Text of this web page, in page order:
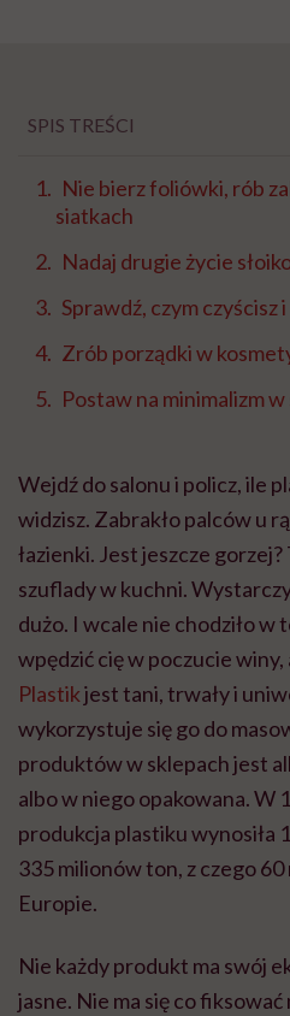
SPIS TREŚCI
Nie bierz foliówki, rób
siatkach
Nadaj drugie życie
Sprawdź, czym czyścisz
Zrób porządki w
Postaw na minimalizm
Wejdź do salonu i policz, ile
widzisz. Zabrakło palców u
łazienki. Jest jeszcze
szuflady w kuchni.
dużo. I wcale nie chodziło w
wpędzić cię w poczucie winy,
Plastikjest tani, trwały i
wykorzystuje się go do
produktów w sklepach jest
albo w niego opakowana. W
produkcja plastiku wynosiła
335 milionów ton, z czego
Europie.
Nie każdy produkt ma swój
jasne. Nie ma się co